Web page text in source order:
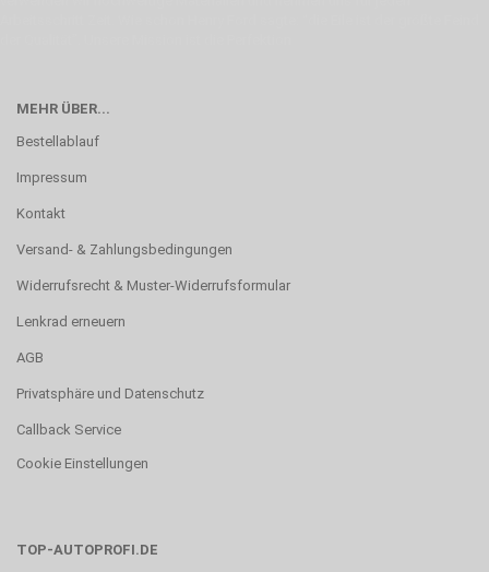
MEHR ÜBER...
Bestellablauf
Impressum
Kontakt
Versand- & Zahlungsbedingungen
Widerrufsrecht & Muster-Widerrufsformular
Lenkrad erneuern
AGB
Privatsphäre und Datenschutz
Callback Service
Cookie Einstellungen
TOP-AUTOPROFI.DE